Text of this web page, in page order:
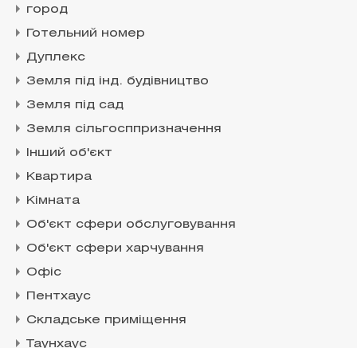
город
Готельний номер
Дуплекс
Земля під інд. будівництво
Земля під сад
Земля сільгосппризначення
Інший об'єкт
Квартира
Кімната
Об'єкт сфери обслуговування
Об'єкт сфери харчування
Офіс
Пентхаус
Складське приміщення
Таунхаус